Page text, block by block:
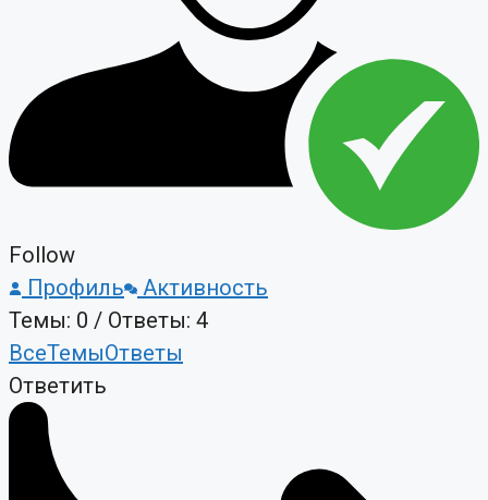
Follow
Профиль
Активность
Темы: 0 / Ответы: 4
ВсеТемыОтветы
Ответить